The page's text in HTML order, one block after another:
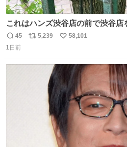
これはハンズ渋谷店の前で渋谷店
「くつろ木」。
返
信
45
リ
5,239
い
数
58,101
1日前